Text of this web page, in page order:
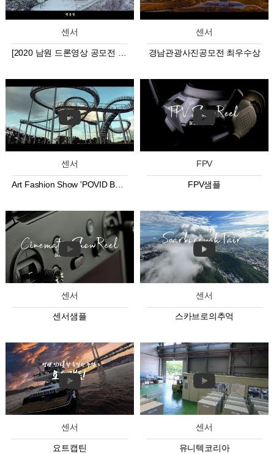
센서 센서
경남관광사진공모전 최우수상
센서 FPV
FPV샘플
센서
센서샘플
센서
스카브로의추억
센서
요트캡틴
센서
유니텍코리아